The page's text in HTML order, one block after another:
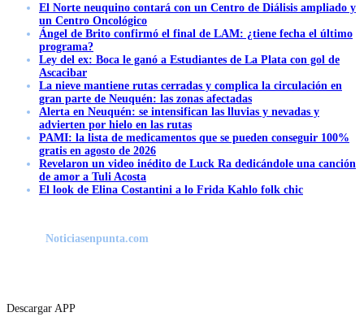
El Norte neuquino contará con un Centro de Diálisis ampliado y
un Centro Oncológico
Ángel de Brito confirmó el final de LAM: ¿tiene fecha el último
programa?
Ley del ex: Boca le ganó a Estudiantes de La Plata con gol de
Ascacibar
La nieve mantiene rutas cerradas y complica la circulación en
gran parte de Neuquén: las zonas afectadas
Alerta en Neuquén: se intensifican las lluvias y nevadas y
advierten por hielo en las rutas
PAMI: la lista de medicamentos que se pueden conseguir 100%
gratis en agosto de 2026
Revelaron un video inédito de Luck Ra dedicándole una canción
de amor a Tuli Acosta
El look de Elina Costantini a lo Frida Kahlo folk chic
Noticiasenpunta.com
Descargar APP